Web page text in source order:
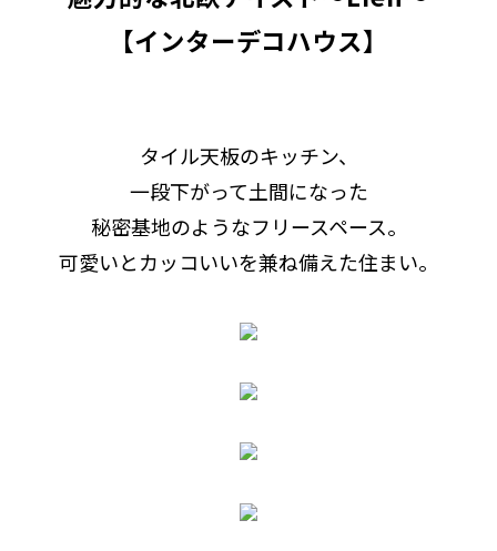
【インターデコハウス】
タイル天板のキッチン、
一段下がって土間になった
秘密基地のようなフリースペース。
可愛いとカッコいいを兼ね備えた住まい。